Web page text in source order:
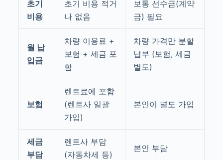
초기
비용
초기 비용 적거
나 없음
보통 선수금(계약
금) 필요
월 납
입금
차량 이용료 +
보험 + 세금 포
함
차량 가격만 분할
납부 (보험, 세금
별도)
보험
렌트료에 포함
(렌트사 일괄
가입)
본인이 별도 가입
세금
부담
렌트사 부담
(자동차세 등)
본인 부담